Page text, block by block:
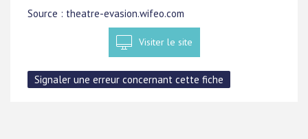
Source : theatre-evasion.wifeo.com
Visiter le site